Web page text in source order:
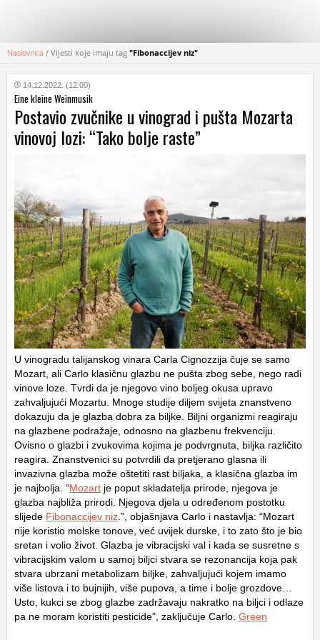
KATEGORIJE
HRVATSKI
WEB
Naslovnica / Vijesti koje imaju tag "Fibonaccijev niz"
14.12.2022. (12:00)
Eine kleine Weinmusik
Postavio zvučnike u vinograd i pušta Mozarta
vinovoj lozi: “Tako bolje raste”
U vinogradu talijanskog vinara Carla Cignozzija čuje se samo
Mozart, ali Carlo klasičnu glazbu ne pušta zbog sebe, nego radi
vinove loze. Tvrdi da je njegovo vino boljeg okusa upravo
zahvaljujući Mozartu. Mnoge studije diljem svijeta znanstveno
dokazuju da je glazba dobra za biljke. Biljni organizmi reagiraju
na glazbene podražaje, odnosno na glazbenu frekvenciju.
Ovisno o glazbi i zvukovima kojima je podvrgnuta, biljka različito
reagira. Znanstvenici su potvrdili da pretjerano glasna ili
invazivna glazba može oštetiti rast biljaka, a klasična glazba im
je najbolja. “Mozart je poput skladatelja prirode, njegova je
glazba najbliža prirodi. Njegova djela u određenom postotku
slijede Fibonaccijev niz .”, objašnjava Carlo i nastavlja: “Mozart
nije koristio molske tonove, već uvijek durske, i to zato što je bio
sretan i volio život. Glazba je vibracijski val i kada se susretne s
vibracijskim valom u samoj biljci stvara se rezonancija koja pak
stvara ubrzani metabolizam biljke, zahvaljujući kojem imamo
više listova i to bujnijih, više pupova, a time i bolje grozdove…
Usto, kukci se zbog glazbe zadržavaju nakratko na biljci i odlaze
pa ne moram koristiti pesticide”, zaključuje Carlo. Green